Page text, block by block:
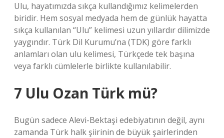
Ulu, hayatımızda sıkça kullandığımız kelimelerden
biridir. Hem sosyal medyada hem de günlük hayatta
sıkça kullanılan “Ulu” kelimesi uzun yıllardır dilimizde
yaygındır. Türk Dil Kurumu’na (TDK) göre farklı
anlamları olan ulu kelimesi, Türkçede tek başına
veya farklı cümlelerle birlikte kullanılabilir.
7 Ulu Ozan Türk mü?
Bugün sadece Alevi-Bektaşi edebiyatının değil, aynı
zamanda Türk halk şiirinin de büyük şairlerinden